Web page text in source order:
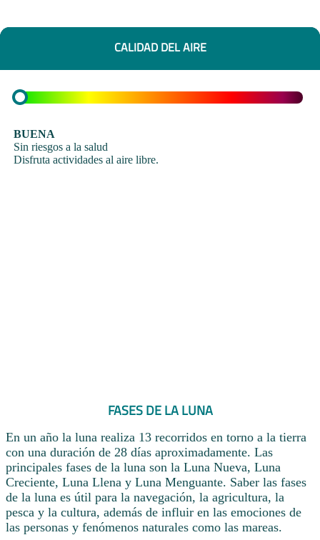
CALIDAD DEL AIRE
BUENA
Sin riesgos a la salud
Disfruta actividades al aire libre.
FASES DE LA LUNA
En un año la luna realiza 13 recorridos en torno a la tierra
con una duración de 28 días aproximadamente. Las
principales fases de la luna son la Luna Nueva, Luna
Creciente, Luna Llena y Luna Menguante. Saber las fases
de la luna es útil para la navegación, la agricultura, la
pesca y la cultura, además de influir en las emociones de
las personas y fenómenos naturales como las mareas.